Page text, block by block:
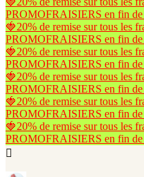
PROMOFRAISIERS en fin de
🍓20% de remise sur tous les
PROMOFRAISIERS en fin de
🍓20% de remise sur tous les
PROMOFRAISIERS en fin de
🍓20% de remise sur tous les
PROMOFRAISIERS en fin de
🍓20% de remise sur tous les
PROMOFRAISIERS en fin de
🍓20% de remise sur tous les
PROMOFRAISIERS en fin de
